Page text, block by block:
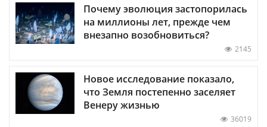
Почему эволюция застопорилась
на миллионы лет, прежде чем
внезапно возобновиться?
2145
Новое исследование показало,
что Земля постепенно заселяет
Венеру жизнью
36019